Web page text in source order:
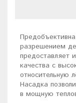
разрешением
предоставляет
качества с
относительную
Насадка
в мощную